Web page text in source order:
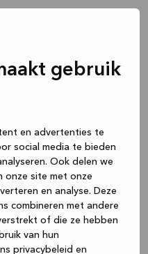
gebruik
en advertenties te
social media te bieden
Ook delen we
onze site met onze
en analyse. Deze
combineren met andere
of die ze hebben
van hun
privacybeleid en